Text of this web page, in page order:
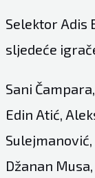
Selektor Adis
sljedeće
Sani
Edin Atić,
Sulejmanović,
Džanan